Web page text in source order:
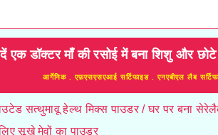
एक डॉक्टर माँ की रसोई में बना शिशु और
आर्गेनिक . एफ़एसएसएआई सर्टिफाइड . एनएबीएल लैब
सत्थुमावू हेल्थ मिक्स पाउडर / घर पर बना
सूखे मेवों का पाउडर